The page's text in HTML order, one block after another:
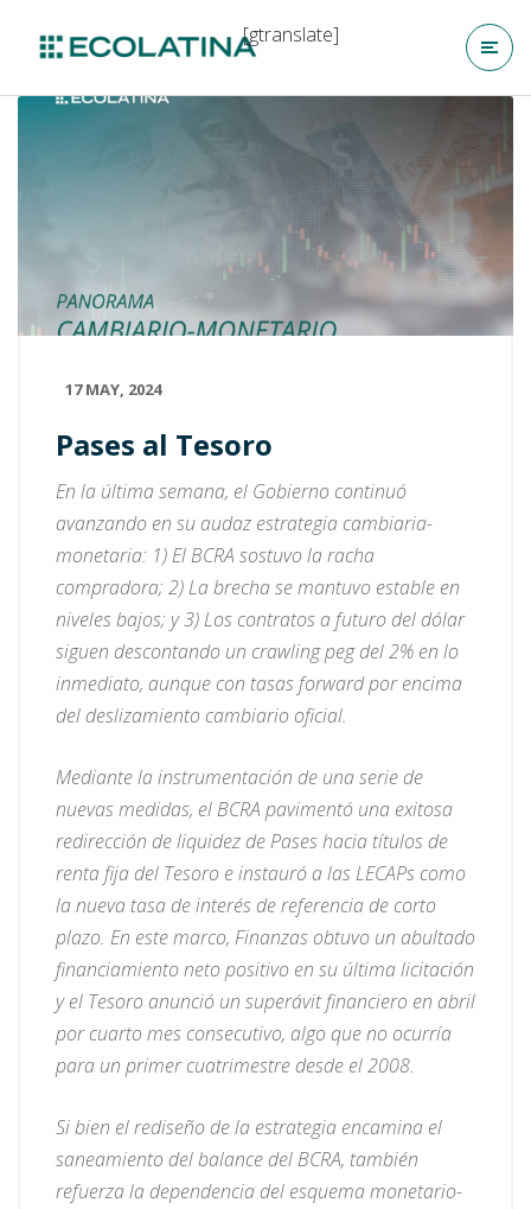
[gtranslate]
17 MAY, 2024
Pases al Tesoro
En la última semana, el Gobierno continuó
avanzando en su audaz estrategia cambiaria-
monetaria: 1) El BCRA sostuvo la racha
compradora; 2) La brecha se mantuvo estable en
niveles bajos; y 3) Los contratos a futuro del dólar
siguen descontando un crawling peg del 2% en lo
inmediato, aunque con tasas forward por encima
del deslizamiento cambiario oficial.
Mediante la instrumentación de una serie de
nuevas medidas, el BCRA pavimentó una exitosa
redirección de liquidez de Pases hacia títulos de
renta fija del Tesoro e instauró a las LECAPs como
la nueva tasa de interés de referencia de corto
plazo. En este marco, Finanzas obtuvo un abultado
financiamiento neto positivo en su última licitación
y el Tesoro anunció un superávit financiero en abril
por cuarto mes consecutivo, algo que no ocurría
para un primer cuatrimestre desde el 2008.
Si bien el rediseño de la estrategia encamina el
saneamiento del balance del BCRA, también
refuerza la dependencia del esquema monetario-